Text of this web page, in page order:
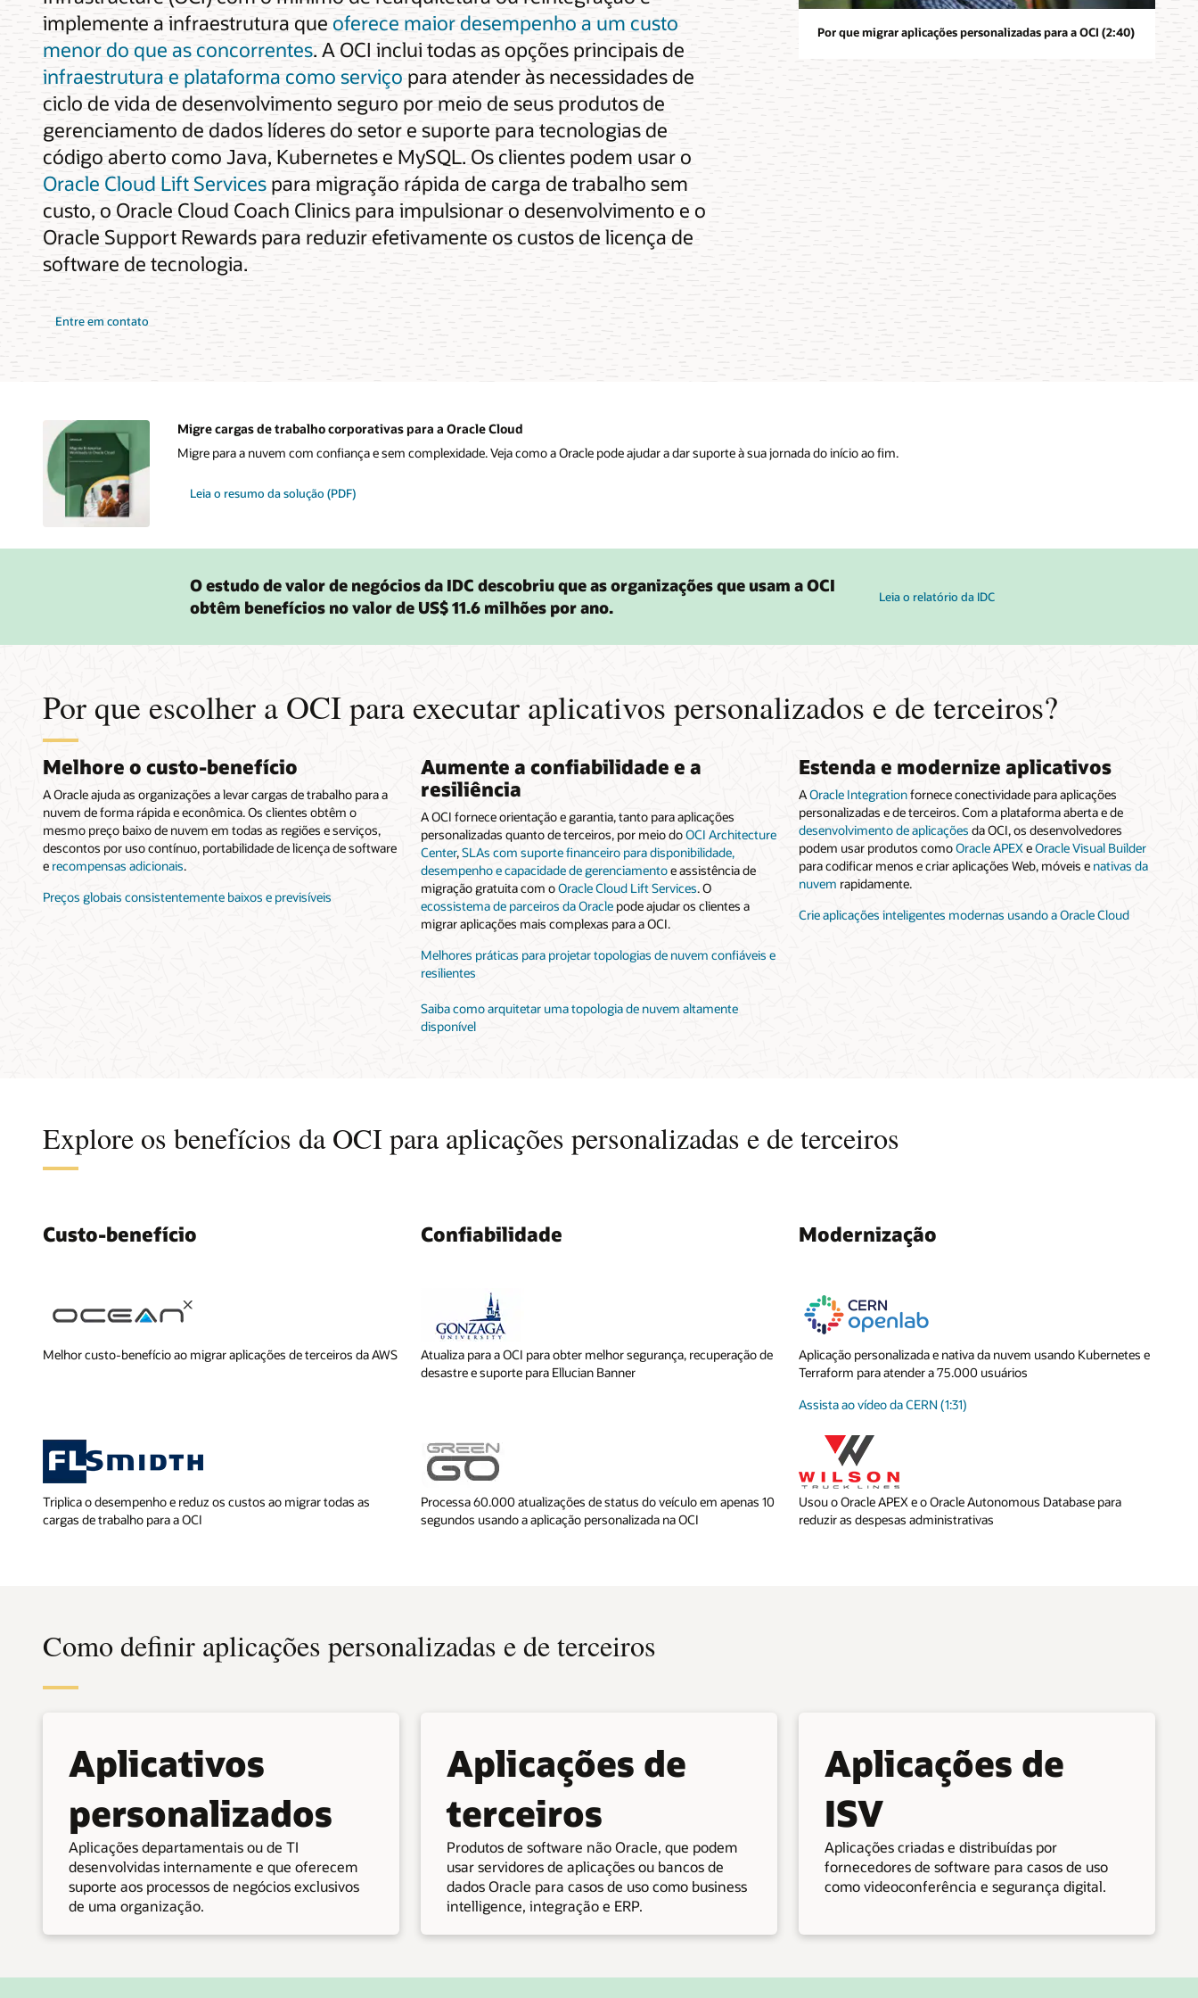
implemente a infraestrutura que oferece maior desempenho a um custo
menor do que as concorrentes. A OCI inclui todas as opções principais de
infraestrutura e plataforma como serviço para atender às necessidades de
ciclo de vida de desenvolvimento seguro por meio de seus produtos de
gerenciamento de dados líderes do setor e suporte para tecnologias de
código aberto como Java, Kubernetes e MySQL. Os clientes podem usar o
Oracle Cloud Lift Services para migração rápida de carga de trabalho sem
custo, o Oracle Cloud Coach Clinics para impulsionar o desenvolvimento e o
Oracle Support Rewards para reduzir efetivamente os custos de licença de
software de tecnologia.
Entre em contato
Por que migrar aplicações personalizadas para a OCI (2:40)
Migre cargas de trabalho corporativas para a Oracle Cloud
Migre para a nuvem com confiança e sem complexidade. Veja como a Oracle pode ajudar a dar suporte à sua jornada do início ao fim.
Leia o resumo da solução (PDF)
O estudo de valor de negócios da IDC descobriu que as organizações que usam a OCI
obtêm benefícios no valor de US$ 11.6 milhões por ano.
Leia o relatório da IDC
Por que escolher a OCI para executar aplicativos personalizados e de terceiros?
Melhore o custo-benefício
A Oracle ajuda as organizações a levar cargas de trabalho para a
nuvem de forma rápida e econômica. Os clientes obtêm o
mesmo preço baixo de nuvem em todas as regiões e serviços,
descontos por uso contínuo, portabilidade de licença de software
e recompensas adicionais.
Preços globais consistentemente baixos e previsíveis
Aumente a confiabilidade e a
resiliência
A OCI fornece orientação e garantia, tanto para aplicações
personalizadas quanto de terceiros, por meio doOCI Architecture
Center,SLAs com suporte financeiro para disponibilidade,
desempenho e capacidade de gerenciamentoe assistência de
migração gratuita com oOracle Cloud Lift Services. O
ecossistema de parceiros da Oraclepode ajudar os clientes a
migrar aplicações mais complexas para a OCI.
Melhores práticas para projetar topologias de nuvem confiáveis e
resilientes
Saiba como arquitetar uma topologia de nuvem altamente
disponível
Estenda e modernize aplicativos
AOracle Integrationfornece conectividade para aplicações
personalizadas e de terceiros. Com a plataforma aberta e de
desenvolvimento de aplicações da OCI, os desenvolvedores
podem usar produtos comoOracle APEX eOracle Visual Builder
para codificar menos e criar aplicações Web, móveis e nativas da
nuvem rapidamente.
Crie aplicações inteligentes modernas usando a Oracle Cloud
Explore os benefícios da OCI para aplicações personalizadas e de terceiros
Custo-benefício
Melhor custo-benefício ao migrar aplicações de terceiros da AWS
Confiabilidade
Atualiza para a OCI para obter melhor segurança, recuperação de
desastre e suporte para Ellucian Banner
Modernização
Aplicação personalizada e nativa da nuvem usando Kubernetes e
Terraform para atender a 75.000 usuários
Assista ao vídeo da CERN (1:31)
Triplica o desempenho e reduz os custos ao migrar todas as
cargas de trabalho para a OCI
Processa 60.000 atualizações de status do veículo em apenas 10
segundos usando a aplicação personalizada na OCI
Usou o Oracle APEX e o Oracle Autonomous Database para
reduzir as despesas administrativas
Como definir aplicações personalizadas e de terceiros
Aplicativos
personalizados
Aplicações departamentais ou de TI
desenvolvidas internamente e que oferecem
suporte aos processos de negócios exclusivos
de uma organização.
Aplicações de
terceiros
Produtos de software não Oracle, que podem
usar servidores de aplicações ou bancos de
dados Oracle para casos de uso como business
intelligence, integração e ERP.
Aplicações de
ISV
Aplicações criadas e distribuídas por
fornecedores de software para casos de uso
como videoconferência e segurança digital.